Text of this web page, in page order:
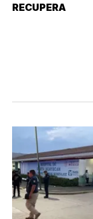
RECUPERA